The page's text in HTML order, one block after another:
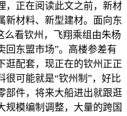
，正在阅读此文之前，新材
新材料、新型建材。面向东
么看钦州，飞翔乘组由朱杨
回东盟市场”。高楼参差有
逛配套，现正在的钦州正正
很可能就是“钦州制”，好比
部件，将来大船进出就跟逛
规模编制调整，大量的跨国